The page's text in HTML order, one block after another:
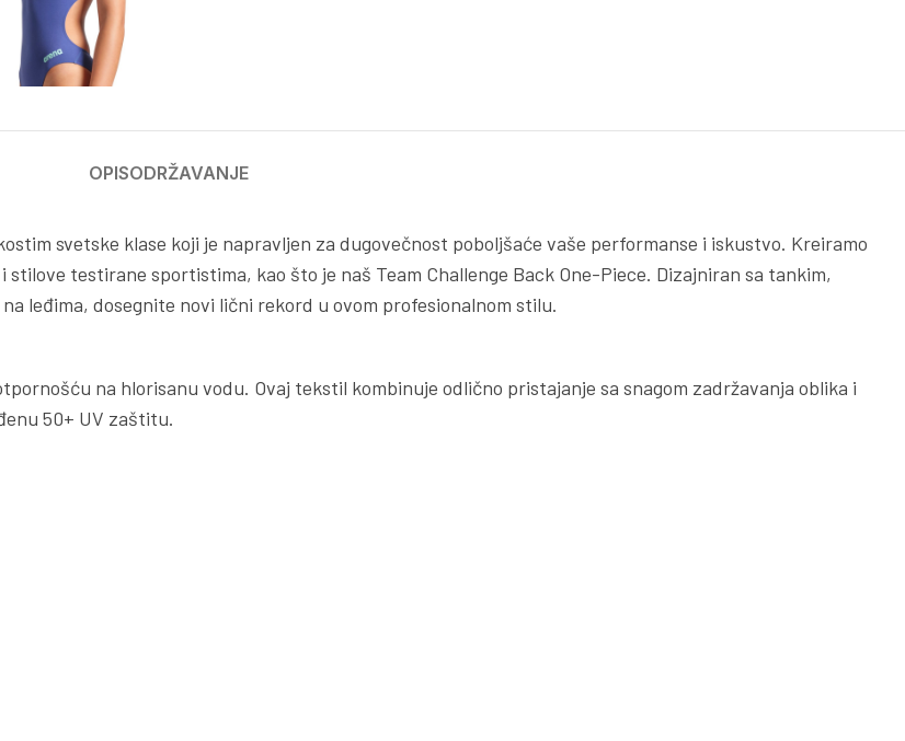
OPISODRŽAVANJE
svetske klase koji je napravljen za dugovečnost poboljšaće vaše performanse i iskustvo. Kreiramo
testirane sportistima, kao što je naš Team Challenge Back One-Piece. Dizajniran sa tankim,
leđima, dosegnite novi lični rekord u ovom profesionalnom stilu.
na hlorisanu vodu. Ovaj tekstil kombinuje odlično pristajanje sa snagom zadržavanja oblika i
50+ UV zaštitu.